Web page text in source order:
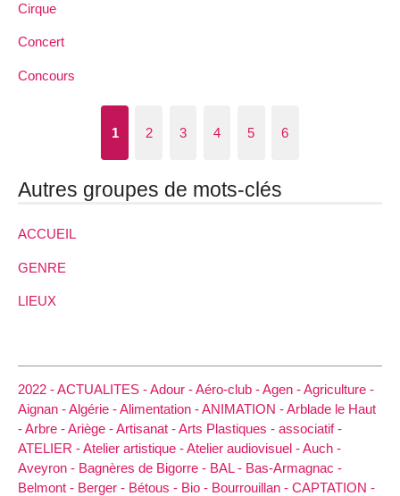
Cirque
Concert
Concours
1 2 3 4 5 6
Autres groupes de mots-clés
ACCUEIL
GENRE
LIEUX
2022 -ACTUALITES -Adour -Aéro-club -Agen -Agriculture -
Aignan -Algérie -Alimentation -ANIMATION -Arblade le Haut
-Arbre -Ariège -Artisanat -Arts Plastiques - associatif -
ATELIER -Atelier artistique -Atelier audiovisuel -Auch -
Aveyron - Bagnères de Bigorre - BAL - Bas-Armagnac -
Belmont - Berger - Bétous - Bio - Bourrouillan - CAPTATION -